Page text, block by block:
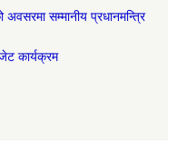
सम्मानीय प्रधानमन्त्रि
कार्यक्रम